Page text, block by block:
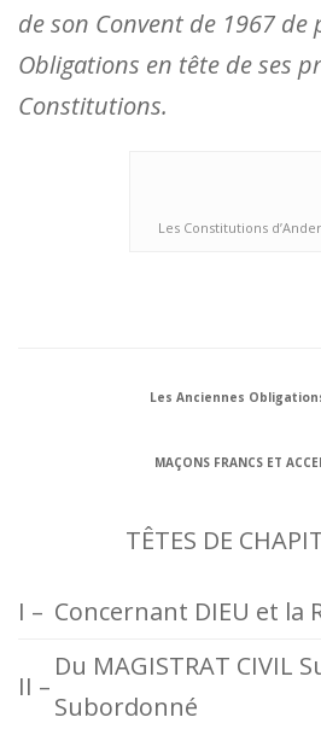
de son Convent de 1967 de
Obligations en tête de ses
Constitutions.
Les Constitutions
Les Anciennes
MAÇONS FRANCS ET
TÊTES DE
I – Concernant DIEU et la
II –
Du MAGISTRAT CIVIL
Subordonné